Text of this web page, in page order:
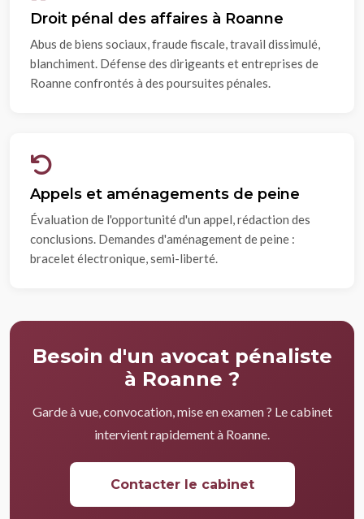
Droit pénal des affaires à Roanne
Abus de biens sociaux, fraude fiscale, travail dissimulé,
blanchiment. Défense des dirigeants et entreprises de
Roanne confrontés à des poursuites pénales.
Appels et aménagements de peine
Évaluation de l'opportunité d'un appel, rédaction des
conclusions. Demandes d'aménagement de peine :
bracelet électronique, semi-liberté.
Besoin d'un avocat pénaliste
à Roanne ?
Garde à vue, convocation, mise en examen ? Le cabinet
intervient rapidement à Roanne.
Contacter le cabinet